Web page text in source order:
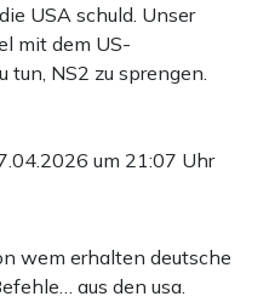
USA schuld. Unser
mit dem US-
tun, NS2 zu sprengen.
um 21:07 Uhr
wem erhalten deutsche
aus den usa.